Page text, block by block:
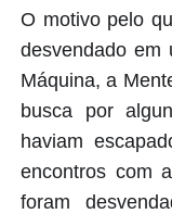
O motivo pelo
desvendado em
Máquina, a
busca por
haviam
encontros com
foram